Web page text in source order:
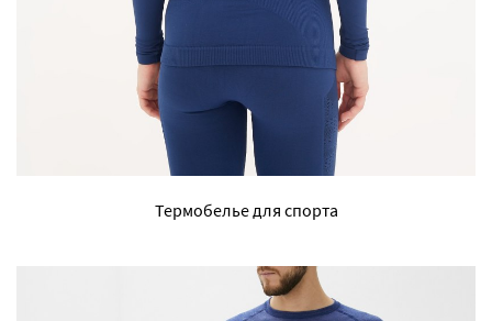
Термобелье для спорта